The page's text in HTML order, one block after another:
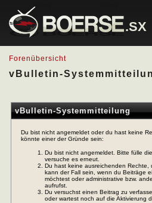
.SX
Forenübersicht
vBulletin-
vBulletin-Systemmitteilung
Du bist nicht angemeldet oder du hast keine
könnte einer der Gründe sein:
Du bist nicht angemeldet. Bitte fülle
versuche es erneut.
Du hast keine ausreichenden
kann der Fall sein, wenn du Beiträge
möchtest oder administrative bzw.
aufrufst.
Du versuchst einen Beitrag zu
oder wartest noch auf die Aktivierung